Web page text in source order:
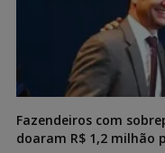
Fazendeiros com
doaram R$ 1,2 milhão